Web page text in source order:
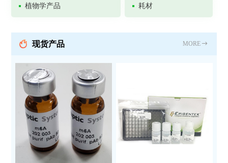
植物学产品 耗材
现货产品 MORE